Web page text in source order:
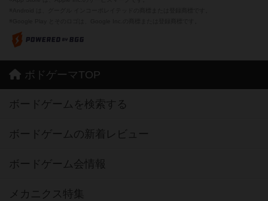
ボドゲーマTOP
ボードゲームを検索する
ボードゲームの新着レビュー
ボードゲーム会情報
メカニクス特集